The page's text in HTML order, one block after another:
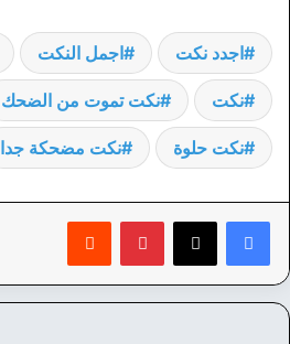
اجدد نكت اجمل النكت
نكت نكت تموت من الضحك
نكت حلوة نكت مضحكة جدا
بينتيريست